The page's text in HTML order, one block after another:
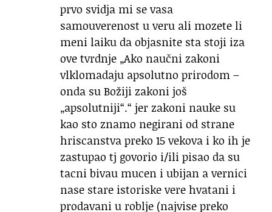
prvo svidja mi se vasa
samouverenost u veru ali mozete li
meni laiku da objasnite sta stoji iza
ove tvrdnje „Ako naučni zakoni
vlklomadaju apsolutno prirodom –
onda su Božiji zakoni još
„apsolutniji“.“ jer zakoni nauke su
kao sto znamo negirani od strane
hriscanstva preko 15 vekova i ko ih je
zastupao tj govorio i/ili pisao da su
tacni bivau mucen i ubijan a vernici
nase stare istoriske vere hvatani i
prodavani u roblje (najvise preko